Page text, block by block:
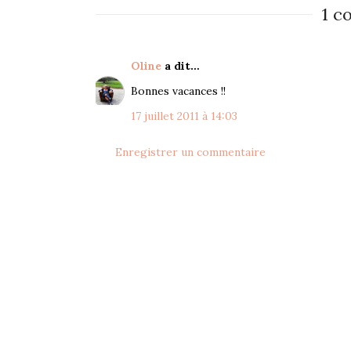
1
Oline a dit…
Bonnes vacances !!
17 juillet 2011 à 14:03
Enregistrer un commentaire